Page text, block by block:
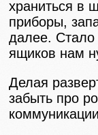
храниться в
приборы,
далее. Стало
ящиков нам
Делая
забыть про